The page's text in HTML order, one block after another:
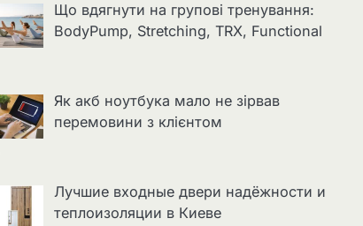
Що вдягнути на групові тренування:
BodyPump, Stretching, TRX, Functional
Як акб ноутбука мало не зірвав
перемовини з клієнтом
Лучшие входные двери надёжности и
теплоизоляции в Киеве